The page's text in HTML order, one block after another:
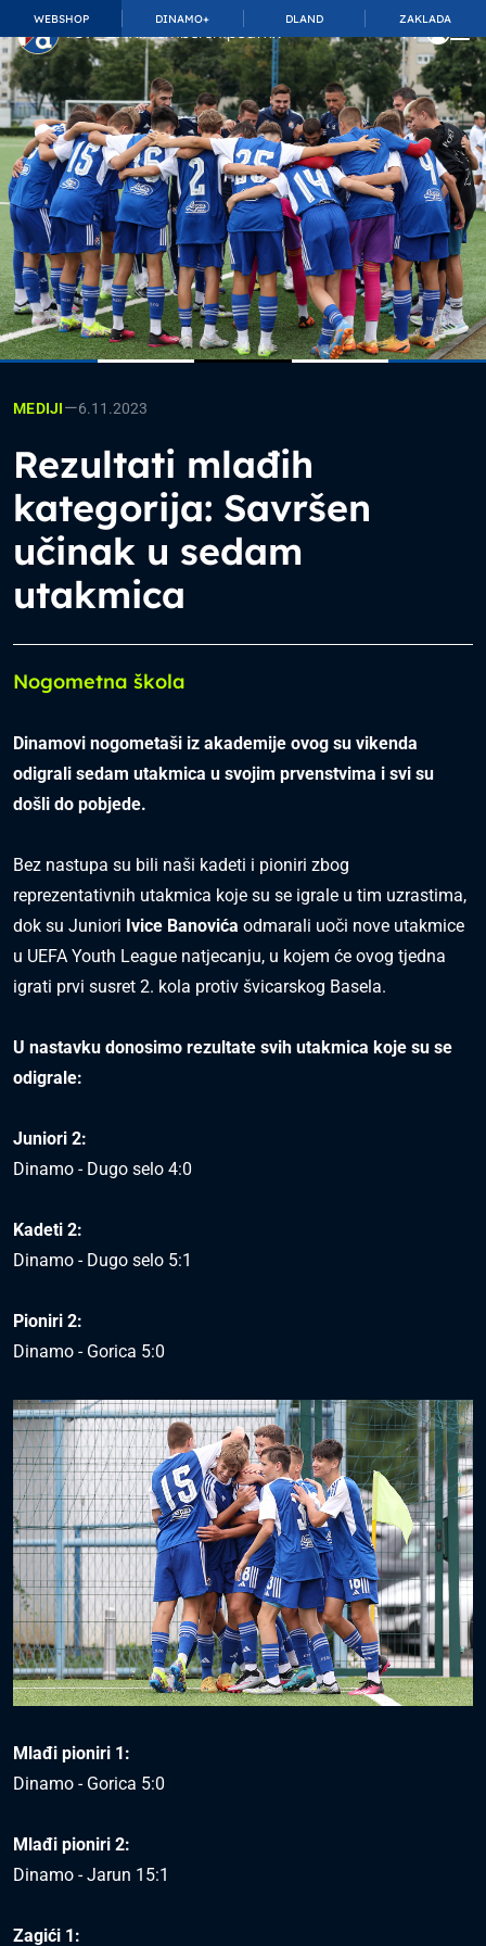
WEBSHOP DINAMO+ DLAND ZAKLADA
TOP_BAR.MembershipSuffix
MEDIJI—6.11.2023
Rezultati mlađih
kategorija: Savršen
učinak u sedam
utakmica
Nogometna škola
Dinamovi nogometaši iz akademije ovog su vikenda
odigrali sedam utakmica u svojim prvenstvima i svi su
došli do pobjede.
Bez nastupa su bili naši kadeti i pioniri zbog
reprezentativnih utakmica koje su se igrale u tim uzrastima,
dok su Juniori Ivice Banovića odmarali uoči nove utakmice
u UEFA Youth League natjecanju, u kojem će ovog tjedna
igrati prvi susret 2. kola protiv švicarskog Basela.
U nastavku donosimo rezultate svih utakmica koje su se
odigrale:
Juniori 2:
Dinamo - Dugo selo 4:0
Kadeti 2:
Dinamo - Dugo selo 5:1
Pioniri 2:
Dinamo - Gorica 5:0
Mlađi pioniri 1:
Dinamo - Gorica 5:0
Mlađi pioniri 2:
Dinamo - Jarun 15:1
Zagići 1: